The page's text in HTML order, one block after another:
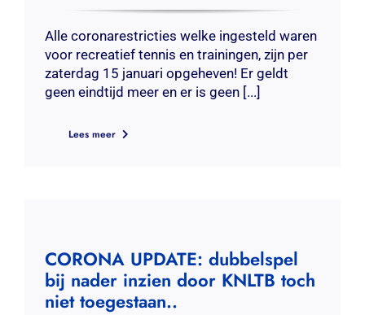
Alle coronarestricties welke ingesteld waren
voor recreatief tennis en trainingen, zijn per
zaterdag 15 januari opgeheven! Er geldt
geen eindtijd meer en er is geen [...]
Lees meer
CORONA UPDATE: dubbelspel
bij nader inzien door KNLTB toch
niet toegestaan..